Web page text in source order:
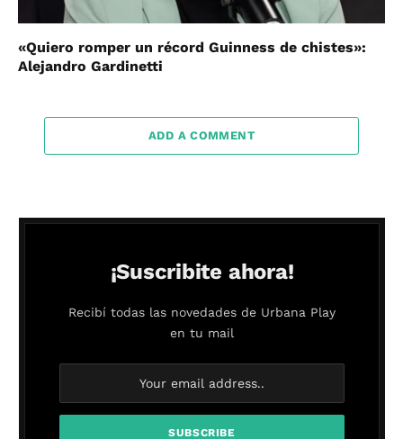
«Quiero romper un récord Guinness de chistes»:
Alejandro Gardinetti
ADD A COMMENT
¡Suscribite ahora!
Recibí todas las novedades de Urbana Play
en tu mail